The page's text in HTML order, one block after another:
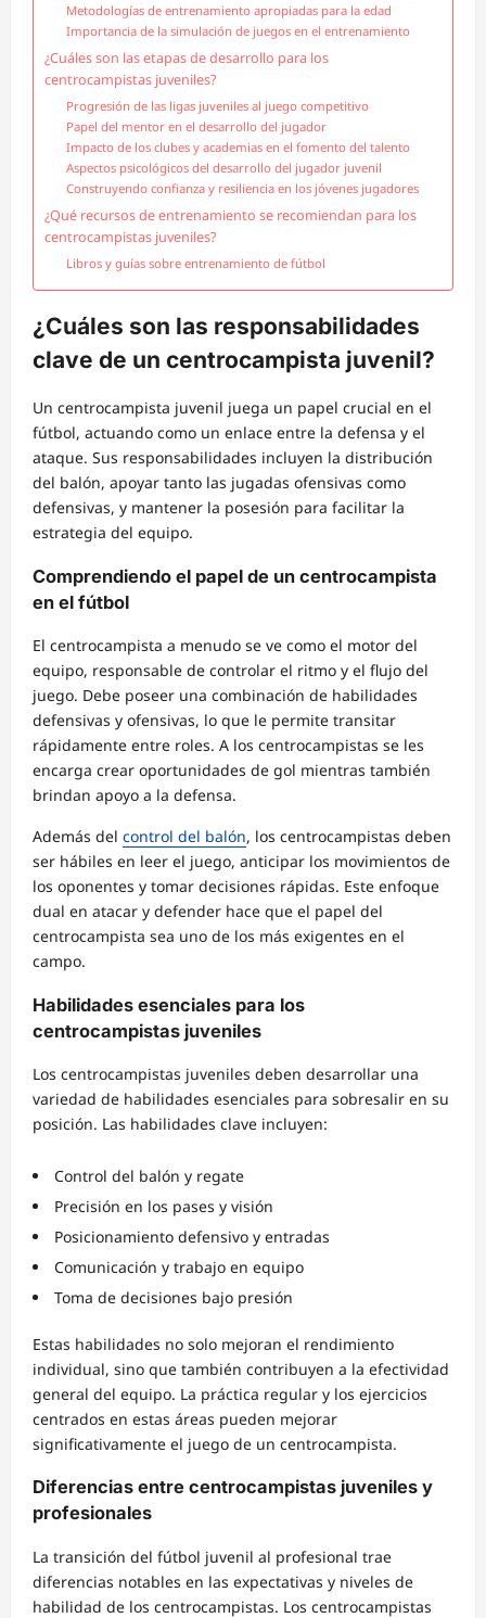
Metodologías de entrenamiento apropiadas para la edad
Importancia de la simulación de juegos en el entrenamiento
¿Cuáles son las etapas de desarrollo para los
centrocampistas juveniles?
Progresión de las ligas juveniles al juego competitivo
Papel del mentor en el desarrollo del jugador
Impacto de los clubes y academias en el fomento del talento
Aspectos psicológicos del desarrollo del jugador juvenil
Construyendo confianza y resiliencia en los jóvenes jugadores
¿Qué recursos de entrenamiento se recomiendan para los
centrocampistas juveniles?
Libros y guías sobre entrenamiento de fútbol
¿Cuáles son las responsabilidades
clave de un centrocampista juvenil?
Un centrocampista juvenil juega un papel crucial en el
fútbol, actuando como un enlace entre la defensa y el
ataque. Sus responsabilidades incluyen la distribución
del balón, apoyar tanto las jugadas ofensivas como
defensivas, y mantener la posesión para facilitar la
estrategia del equipo.
Comprendiendo el papel de un centrocampista
en el fútbol
El centrocampista a menudo se ve como el motor del
equipo, responsable de controlar el ritmo y el flujo del
juego. Debe poseer una combinación de habilidades
defensivas y ofensivas, lo que le permite transitar
rápidamente entre roles. A los centrocampistas se les
encarga crear oportunidades de gol mientras también
brindan apoyo a la defensa.
Además del control del balón, los centrocampistas deben
ser hábiles en leer el juego, anticipar los movimientos de
los oponentes y tomar decisiones rápidas. Este enfoque
dual en atacar y defender hace que el papel del
centrocampista sea uno de los más exigentes en el
campo.
Habilidades esenciales para los
centrocampistas juveniles
Los centrocampistas juveniles deben desarrollar una
variedad de habilidades esenciales para sobresalir en su
posición. Las habilidades clave incluyen:
Control del balón y regate
Precisión en los pases y visión
Posicionamiento defensivo y entradas
Comunicación y trabajo en equipo
Toma de decisiones bajo presión
Estas habilidades no solo mejoran el rendimiento
individual, sino que también contribuyen a la efectividad
general del equipo. La práctica regular y los ejercicios
centrados en estas áreas pueden mejorar
significativamente el juego de un centrocampista.
Diferencias entre centrocampistas juveniles y
profesionales
La transición del fútbol juvenil al profesional trae
diferencias notables en las expectativas y niveles de
habilidad de los centrocampistas. Los centrocampistas